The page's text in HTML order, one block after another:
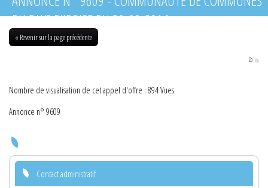
DU PAYS D’IROISE DU 30-09-2014
« Revenir sur la page précédente
PDF
Nombre de visualisation de cet appel d'offre : 894 Vues
Annonce n° 9609
Contact administratif